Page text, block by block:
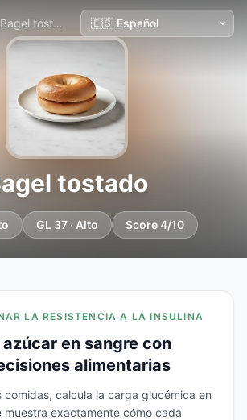
Bagel tostado
tostado
GL 37 · Alto Score 4/10
LA RESISTENCIA A LA INSULINA
en sangre con
alimentarias
comidas, calcula la carga glucémica en
muestra exactamente cómo cada